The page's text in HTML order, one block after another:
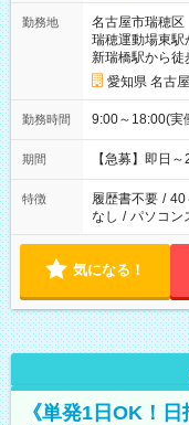
勤務地
名古屋市瑞穂区
瑞穂運動場東駅
新瑞橋駅から徒
愛知県 名古
勤務時間 9:00～18:00(実
期間 【急募】即日
特徴 履歴書不要 / 40
なし / パソコン
気になる！
《単発1日OK！